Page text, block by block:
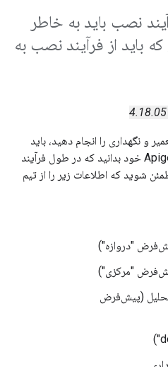
نصب باید به خاطر
باید از فرآیند نصب به
و نگهداری را انجام دهید، باید
نکاتی را در مورد محیط Apigee Edge خود بدانید که در طول فرآیند
شوید که اطلاعات زیر را از تیم
"دروازه")
"مرکزی")
(پیش‌فرض